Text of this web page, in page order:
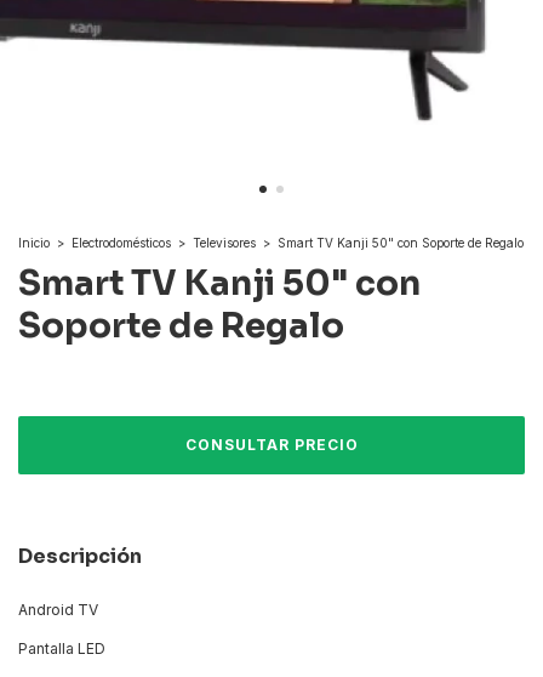
Inicio > Electrodomésticos > Televisores > Smart TV Kanji 50" con Soporte de Regalo
Smart TV Kanji 50" con
Soporte de Regalo
Descripción
Android TV
Pantalla LED